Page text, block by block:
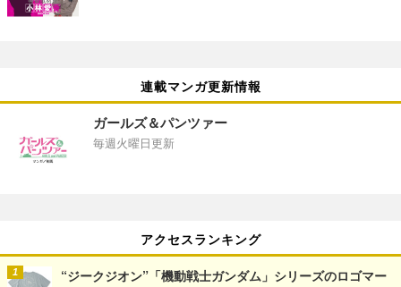
連載マンガ更新情報
ガールズ＆パンツァー
毎週火曜日更新
アクセスランキング
“ジークジオン”「機動戦士ガンダム」シリーズのロゴマー